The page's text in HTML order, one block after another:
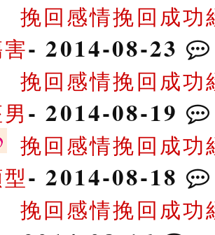
挽回感情挽回成
- 2014-08-23
挽回感情挽回成
- 2014-08-19
挽回感情挽回成
- 2014-08-18
挽回感情挽回成